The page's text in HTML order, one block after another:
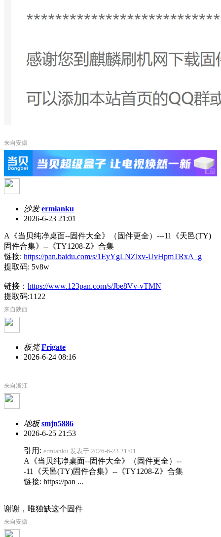
来自安徽
沙发 ermianku
2026-6-23 21:01
A《当贝纯净桌面--固件大全》（固件更全）---11《天邑(TY)
固件合集》--《TY1208-Z》合集
链接: https://pan.baidu.com/s/1EyYgLNZlxv-UvHpmTRxA_g
提取码: 5v8w
链接： https://www.123pan.com/s/Jbe8Vv-vTMN
提取码:1122
来自陕西
板凳 Frigate
2026-6-24 08:16
来自浙江
地板 smjn5886
2026-6-25 21:53
引用: ermianku 发表于 2026-6-23 21:01
A《当贝纯净桌面--固件大全》（固件更全）--
-11《天邑(TY)固件合集》--《TY1208-Z》合集
链接: https://pan ...
谢谢，唯独缺这个固件
来自安徽